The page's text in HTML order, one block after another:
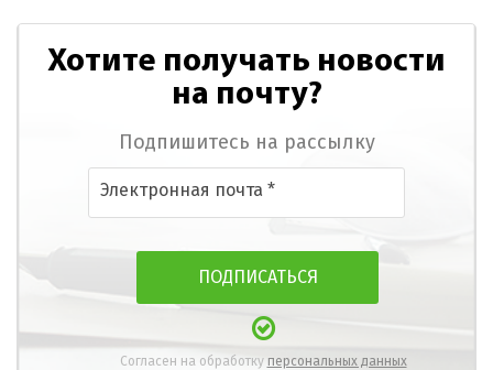
Хотите получать новости
на почту?
Подпишитесь на рассылку
Согласен на обработку персональных данных